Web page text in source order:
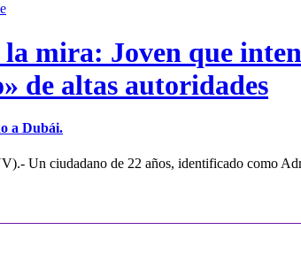
mira: Joven que
de altas autoridades
a Dubái.
Un ciudadano de 22 años, identificado como